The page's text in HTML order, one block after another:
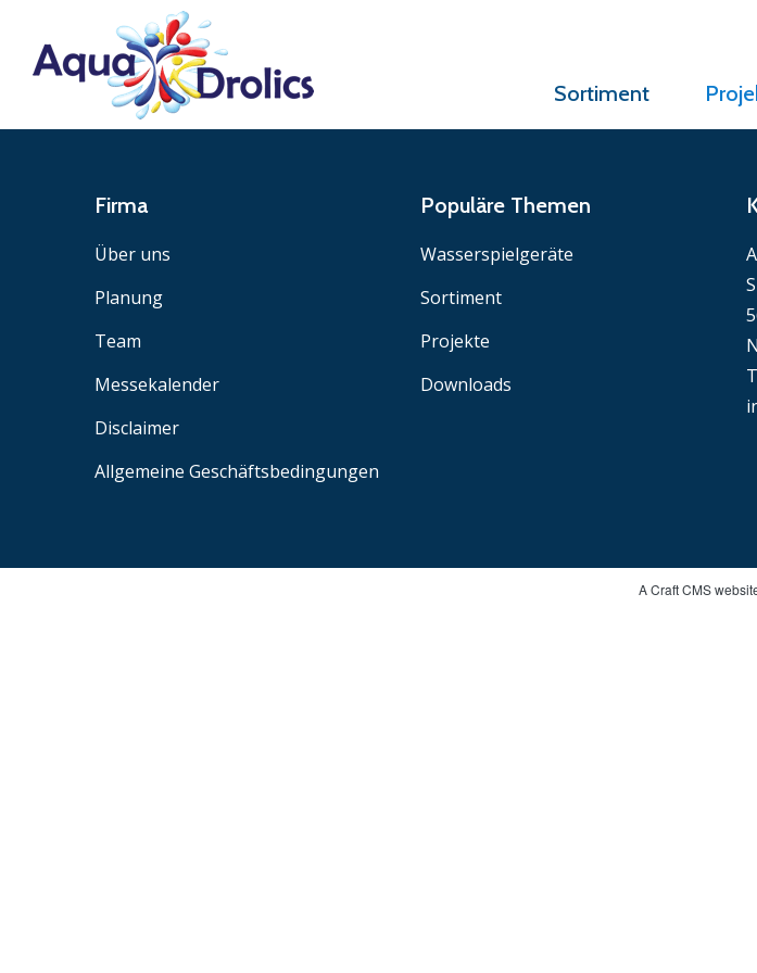
Sortiment
Firma
Über uns
Planung
Team
Messekalender
Disclaimer
Allgemeine Geschäftsbedingungen
Populäre Themen
Wasserspielgeräte
Sortiment
Projekte
Downloads
A Craft CMS